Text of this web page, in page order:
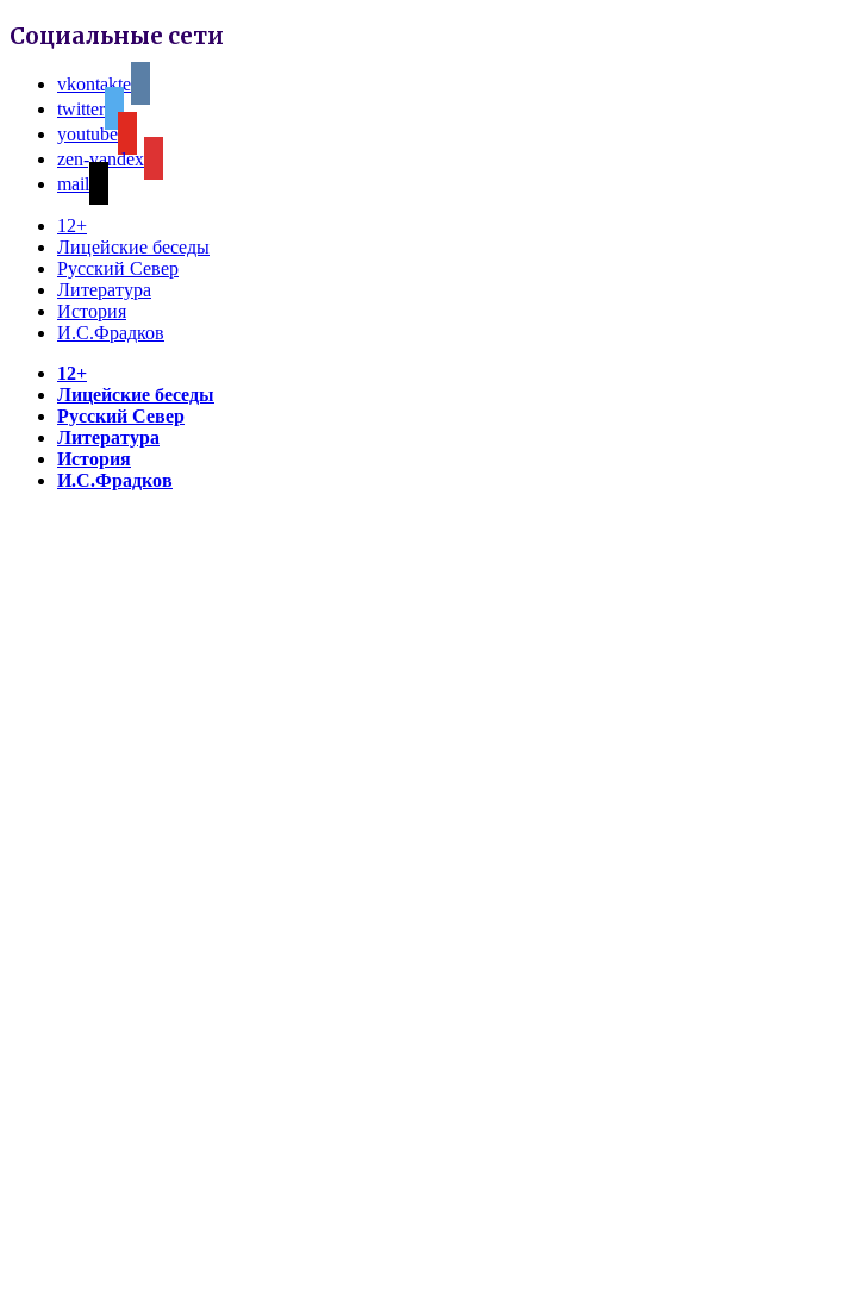
Социальные сети
vkontakte
twitter
youtube
zen-yandex
mail
12+
Лицейские беседы
Русский Север
Литература
История
И.С.Фрадков
12+
Лицейские беседы
Русский Север
Литература
История
И.С.Фрадков